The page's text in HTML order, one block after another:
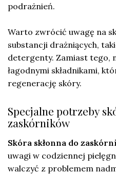
podrażnień.
Warto zwrócić uwagę na
substancji drażniących,
detergenty. Zamiast tego,
łagodnymi składnikami,
regenerację skóry.
Specjalne potrzeby
zaskórników
Skóra skłonna do
uwagi w codziennej
walczyć z problemem